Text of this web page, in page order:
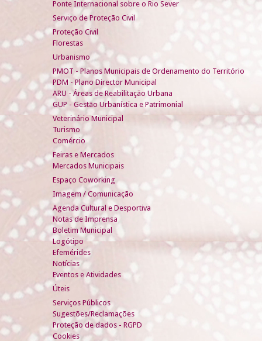
Ponte Internacional sobre o Rio Sever
Serviço de Proteção Civil
Proteção Civil
Florestas
Urbanismo
PMOT - Planos Municipais de Ordenamento do Território
PDM - Plano Director Municipal
ARU - Áreas de Reabilitação Urbana
GUP - Gestão Urbanística e Patrimonial
Veterinário Municipal
Turismo
Comércio
Feiras e Mercados
Mercados Municipais
Espaço Coworking
Imagem / Comunicação
Agenda Cultural e Desportiva
Notas de Imprensa
Boletim Municipal
Logótipo
Efemérides
Notícias
Eventos e Atividades
Úteis
Serviços Públicos
Sugestões/Reclamações
Proteção de dados - RGPD
Cookies